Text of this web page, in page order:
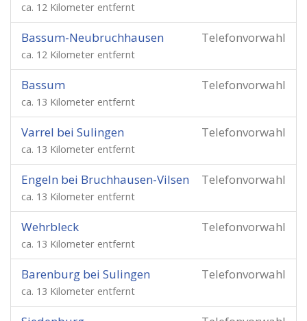
ca. 12 Kilometer entfernt
Telefonvorwahl
Bassum-Neubruchhausen
ca. 12 Kilometer entfernt
Telefonvorwahl
Bassum
ca. 13 Kilometer entfernt
Telefonvorwahl
Varrel bei Sulingen
ca. 13 Kilometer entfernt
Telefonvorwahl
Engeln bei Bruchhausen-Vilsen
ca. 13 Kilometer entfernt
Telefonvorwahl
Wehrbleck
ca. 13 Kilometer entfernt
Telefonvorwahl
Barenburg bei Sulingen
ca. 13 Kilometer entfernt